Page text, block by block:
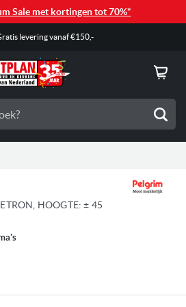
Sale met kortingen tot 70%*
levering vanaf €150,-
HOOGTE: ± 45